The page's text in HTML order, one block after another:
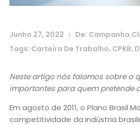
Junho 27, 2022 | De:
Tags: Carteira De Trabalho, CPRB,
Neste artigo nós falamos sobre o
importantes para quem pretende
Em agosto de 2011, o Plano Brasil
competitividade da indústria